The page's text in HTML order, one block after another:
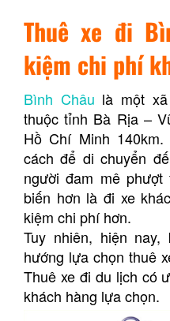
Thuê xe đi
kiệm chi phí
Bình Châu là một
thuộc tỉnh Bà Rịa –
Hồ Chí Minh
cách để di chuyển
người đam mê
biến hơn là đi xe
kiệm chi phí hơn.
Tuy nhiên, hiện
hướng lựa chọn thuê
Thuê xe đi du lịch có
khách hàng lựa chọn.